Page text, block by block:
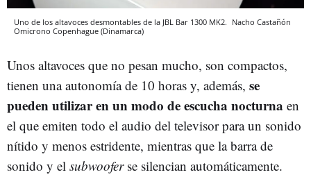
Uno de los altavoces desmontables de la JBL Bar 1300 MK2. Nacho Castañón
Omicrono Copenhague (Dinamarca)
Unos altavoces que no pesan mucho, son compactos,
tienen una autonomía de 10 horas y, además, se
pueden utilizar en un modo de escucha nocturna en
el que emiten todo el audio del televisor para un sonido
nítido y menos estridente, mientras que la barra de
sonido y el subwooferse silencian automáticamente.